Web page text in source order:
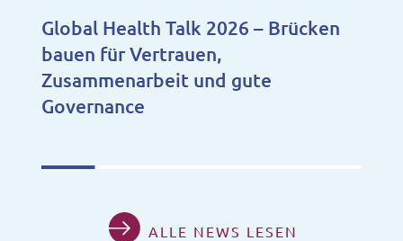
Global Health Talk 2026 – Brücken
bauen für Vertrauen,
Zusammenarbeit und gute
Governance
ALLE NEWS LESEN